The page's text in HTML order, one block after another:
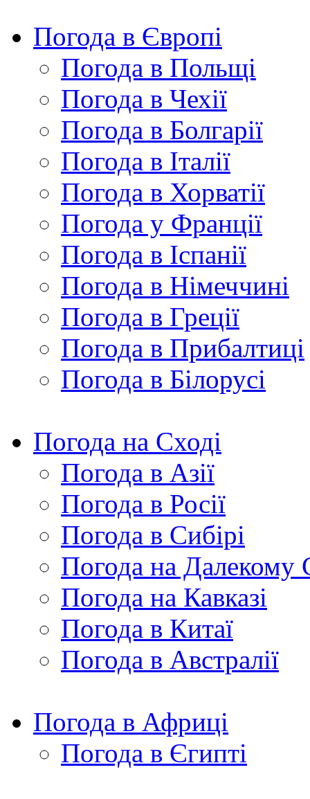
Погода в Європі
Погода в Польщі
Погода в Чехії
Погода в Болгарії
Погода в Італії
Погода в Хорватії
Погода у Франції
Погода в Іспанії
Погода в Німеччині
Погода в Греції
Погода в Прибалтиці
Погода в Білорусі
Погода на Сході
Погода в Азії
Погода в Росії
Погода в Сибірі
Погода на Далекому
Погода на Кавказі
Погода в Китаї
Погода в Австралії
Погода в Африці
Погода в Єгипті